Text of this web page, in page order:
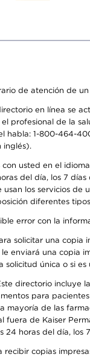
de atención de
en línea se
profesional de la
habla: 1-800-464-
inglés).
con usted en el
del día, los 7
usan los servicios
diferentes
error con la
solicitar una copia
le enviará una copia
solicitud única o si
directorio incluye
para
mayoría de las
fuera de Kaiser
24 horas del día, los
recibir copias